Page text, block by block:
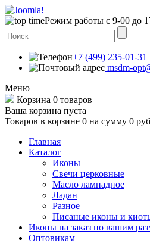
Режим работы с 9-00 до
+7 (499) 235-01-31
msdm-
Меню
Корзина 0 товаров
Ваша корзина пуста
Товаров в корзине 0 на сумму 0 руб
Главная
Каталог
Иконы
Свечи церковные
Масло лампадное
Ладан
Разное
Писаные иконы и
Иконы на заказ по вашим
Оптовикам